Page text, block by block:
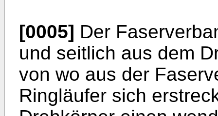
[0005] Der
und seitlich aus dem
von wo aus der
Ringläufer sich